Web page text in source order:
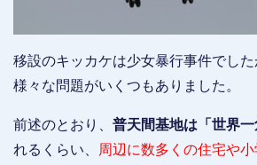
移設のキッカケは少女暴行事件でし
様々な問題がいくつもありました。
前述のとおり、 普天間基地は「世界一
れるくらい、
周辺に数多くの住宅や